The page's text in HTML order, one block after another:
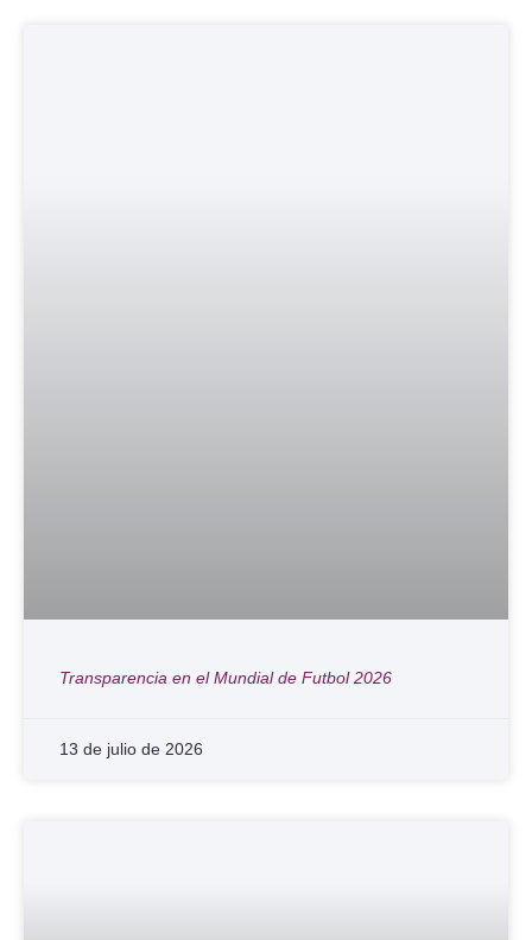
Transparencia en el Mundial de Futbol 2026
13 de julio de 2026